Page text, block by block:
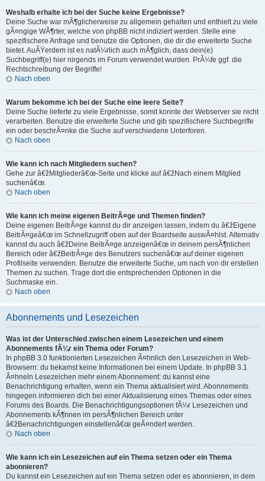
Weshalb erhalte ich bei der Suche keine Ergebnisse?
Deine Suche war mÃ¶glicherweise zu allgemein gehalten und enthielt zu viele
gÃ¤ngige WÃ¶rter, welche von phpBB nicht indiziert werden. Stelle eine
spezifischere Anfrage und benutze die Optionen, die dir die erweiterte Suche
bietet. AuÃŸerdem ist es natÃ¼rlich auch mÃ¶glich, dass dein(e)
Suchbegriff(e) hier nirgends im Forum verwendet wurden. PrÃ¼fe ggf. die
Rechtschreibung der Begriffe!
Nach oben
Warum bekomme ich bei der Suche eine leere Seite?
Deine Suche lieferte zu viele Ergebnisse, somit konnte der Webserver sie nicht
verarbeiten. Benutze die erweiterte Suche und gib spezifischere Suchbegriffe
ein oder beschrÃ¤nke die Suche auf verschiedene Unterforen.
Nach oben
Wie kann ich nach Mitgliedern suchen?
Gehe zur â€žMitgliederâ€œ-Seite und klicke auf â€žNach einem Mitglied
suchenâ€œ.
Nach oben
Wie kann ich meine eigenen BeitrÃ¤ge und Themen finden?
Deine eigenen BeitrÃ¤ge kannst du dir anzeigen lassen, indem du â€žEigene
BeitrÃ¤geâ€œ im Schnellzugriff oben auf der Boardseite auswÃ¤hlst. Alternativ
kannst du auch â€žDeine BeitrÃ¤ge anzeigenâ€œ in deinem persÃ¶nlichen
Bereich oder â€žBeitrÃ¤ge des Benutzers suchenâ€œ auf deiner eigenen
Profilseite verwenden. Benutze die erweiterte Suche, um nach von dir erstellen
Themen zu suchen. Trage dort die entsprechenden Optionen in die
Suchmaske ein.
Nach oben
Abonnements und Lesezeichen
Was ist der Unterschied zwischen einem Lesezeichen und einem
Abonnements fÃ¼r ein Thema oder Forum?
In phpBB 3.0 funktionierten Lesezeichen Ã¤hnlich den Lesezeichen in Web-
Browsern: du bekamst keine Informationen bei einem Update. In phpBB 3.1
Ã¤hneln Lesezeichen mehr einem Abonnement: du kannst eine
Benachrichtigung erhalten, wenn ein Thema aktualisiert wird. Abonnements
hingegen informieren dich bei einer Aktualisierung eines Themas oder eines
Forums des Boards. Die Benachrichtigungsoptionen fÃ¼r Lesezeichen und
Abonnements kÃ¶nnen im persÃ¶nlichen Bereich unter
â€žBenachrichtigungen einstellenâ€œ geÃ¤ndert werden.
Nach oben
Wie kann ich ein Lesezeichen auf ein Thema setzen oder ein Thema
abonnieren?
Du kannst ein Lesezeichen auf ein Thema setzen oder es abonnieren, in dem